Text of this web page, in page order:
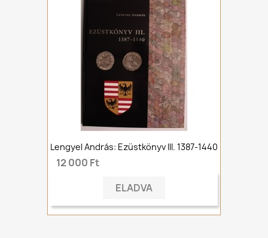
Lengyel András: Ezüstkönyv III. 1387-1440
12 000 Ft
ELADVA